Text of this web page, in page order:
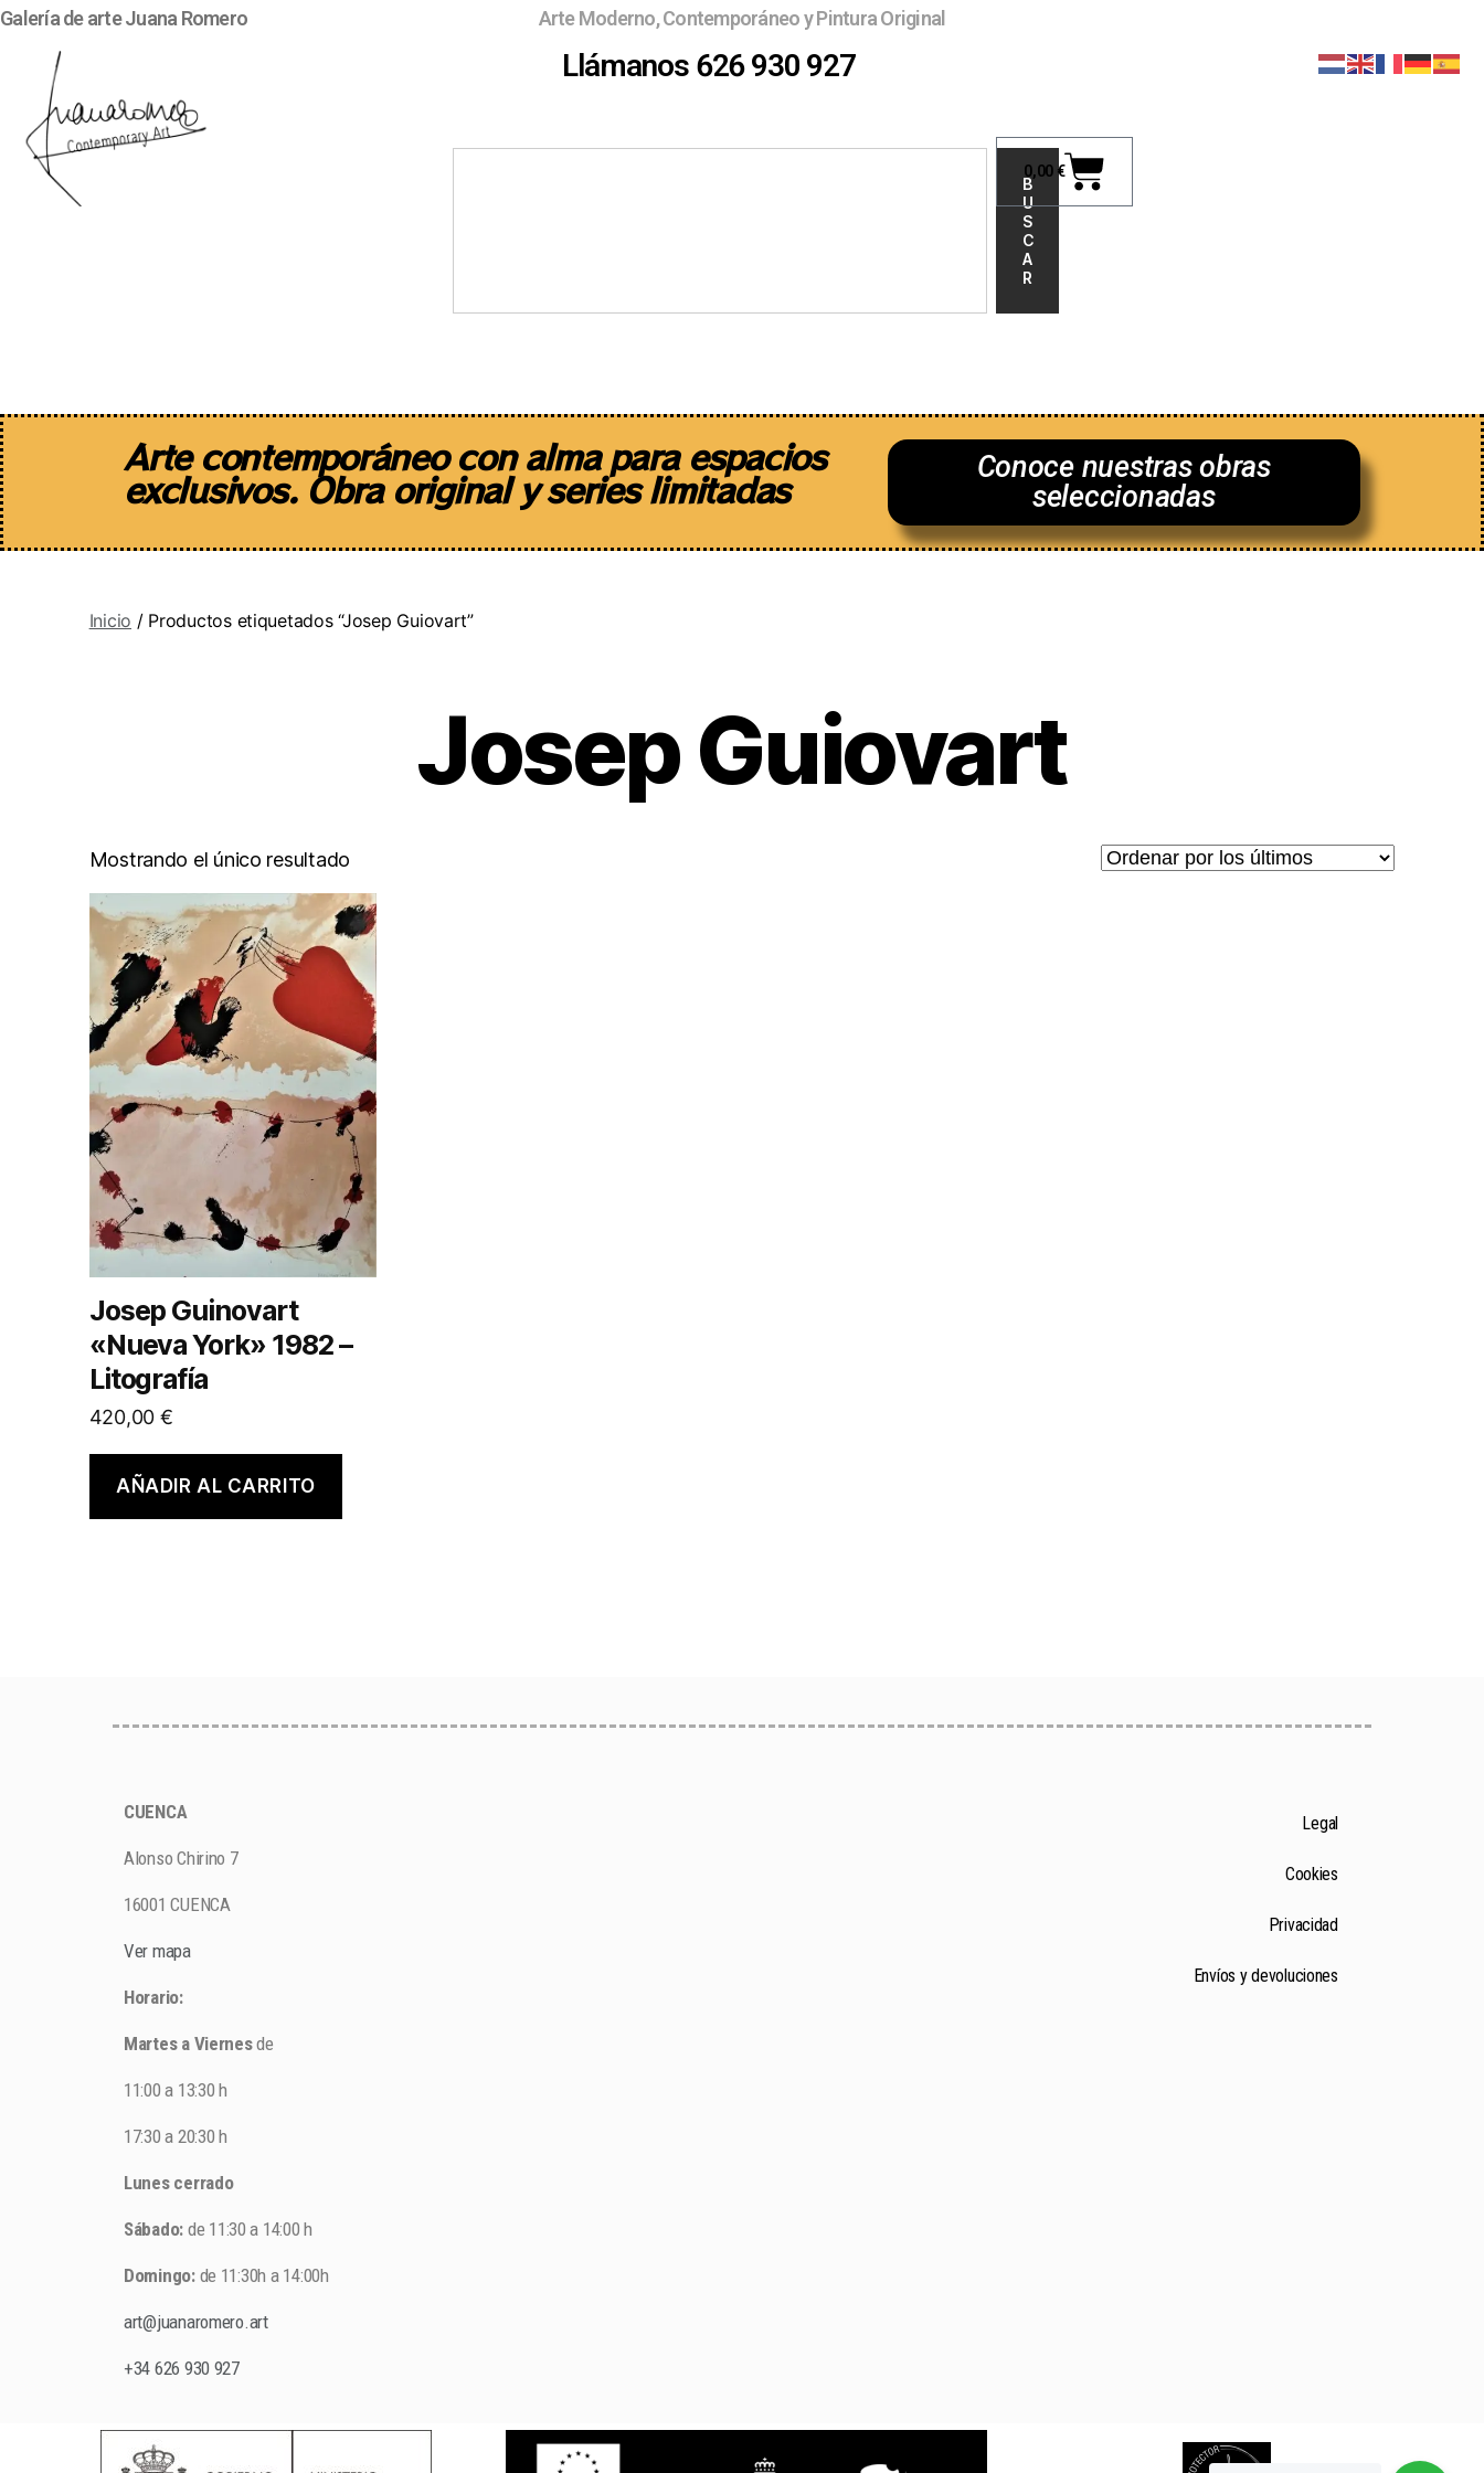
Galería de arte Juana Romero Arte Moderno, Contemporáneo y Pintura Original
Llámanos 626 930 927
0,00 €
B
U
S
C
A
R
Arte contemporáneo con alma para espacios
exclusivos. Obra original y series limitadas
Conoce nuestras obras
seleccionadas
Inicio / Productos etiquetados “Josep Guiovart”
Josep Guiovart
Mostrando el único resultado
Josep Guinovart
«Nueva York» 1982 –
Litografía
420,00 €
AÑADIR AL CARRITO
CUENCA
Alonso Chirino 7
16001 CUENCA
Ver mapa
Horario:
Martes a Viernesde
11:00 a 13:30 h
17:30 a 20:30 h
Lunes cerrado
Sábado: de 11:30 a 14:00 h
Domingo:de 11:30h a 14:00h
art@juanaromero.art
+34 626 930 927
Legal
Cookies
Privacidad
Envíos y devoluciones